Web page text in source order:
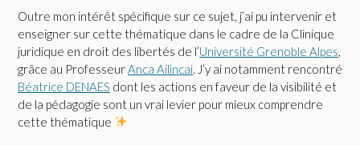
Outre mon intérêt spécifique sur ce sujet, j’ai pu intervenir et
enseigner sur cette thématique dans le cadre de la Clinique
juridique en droit des libertés de l’Université Grenoble Alpes,
grâce au ProfesseurAnca Ailincai. J’y ai notamment rencontré
Béatrice DENAES dont les actions en faveur de la visibilité et
de la pédagogie sont un vrai levier pour mieux comprendre
cette thématique